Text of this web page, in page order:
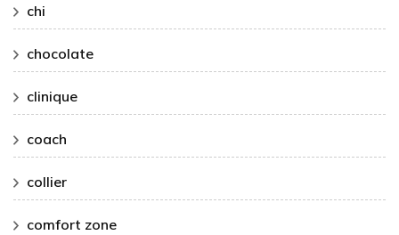
chi
chocolate
clinique
coach
collier
comfort zone